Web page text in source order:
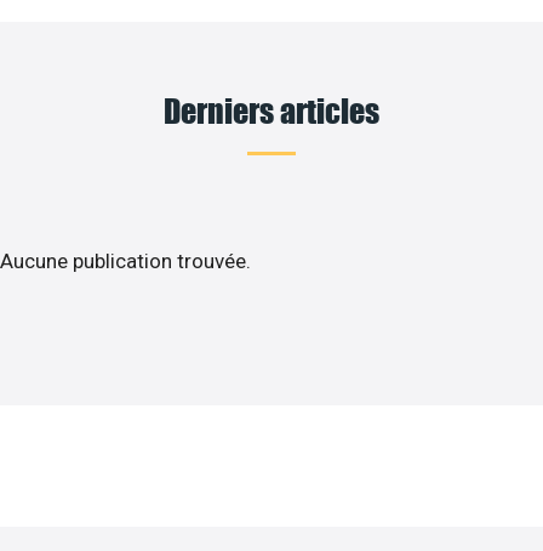
Derniers articles
Aucune publication trouvée.